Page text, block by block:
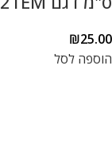
₪25.00
הוספה לסל